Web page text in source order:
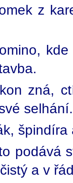
z
zná,
selhání.
podává
a v